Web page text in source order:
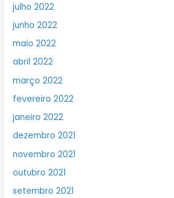
julho 2022
junho 2022
maio 2022
abril 2022
março 2022
fevereiro 2022
janeiro 2022
dezembro 2021
novembro 2021
outubro 2021
setembro 2021